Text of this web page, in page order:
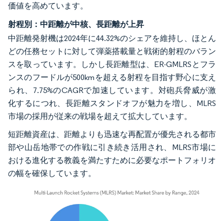
価値を高めています。
射程別：中距離が中核、長距離が上昇
中距離発射機は2024年に44.32%のシェアを維持し、ほとん
どの任務セットに対して弾薬搭載量と戦術的射程のバラン
スを取っています。しかし長距離型は、ER-GMLRSとフラ
ンスのフードルが500kmを超える射程を目指す野心に支え
られ、7.75%のCAGRで加速しています。対砲兵脅威が激
化するにつれ、長距離スタンドオフが魅力を増し、MLRS
市場の採用が従来の戦場を超えて拡大しています。
短距離資産は、距離よりも迅速な再配置が優先される都市
部や山岳地帯での作戦に引き続き活用され、MLRS市場に
おける進化する教義を満たすために必要なポートフォリオ
の幅を確保しています。